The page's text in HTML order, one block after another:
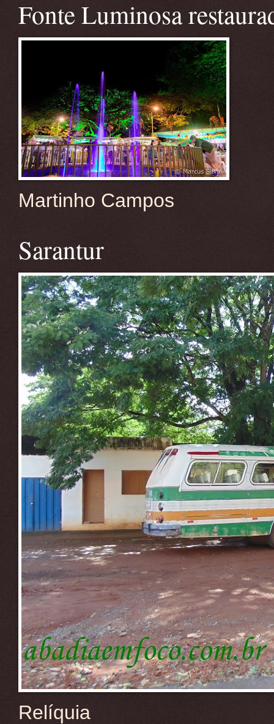
Fonte Luminosa
Martinho Campos
Sarantur
Relíquia